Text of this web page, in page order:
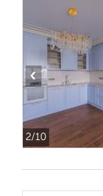
2/10
‹